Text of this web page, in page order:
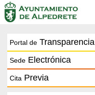
Portal de Transparencia
Sede Electrónica
Cita Previa